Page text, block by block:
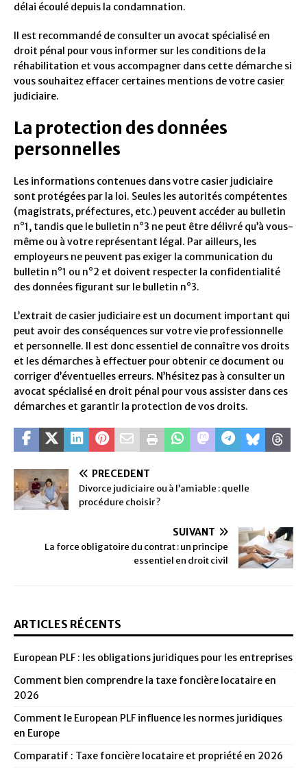
délai écoulé depuis la condamnation.
Il est recommandé de consulter un avocat spécialisé en
droit pénal pour vous informer sur les conditions de la
réhabilitation et vous accompagner dans cette démarche si
vous souhaitez effacer certaines mentions de votre casier
judiciaire.
La protection des données
personnelles
Les informations contenues dans votre casier judiciaire
sont protégées par la loi. Seules les autorités compétentes
(magistrats, préfectures, etc.) peuvent accéder au bulletin
n°1, tandis que le bulletin n°3 ne peut être délivré qu’à vous-
même ou à votre représentant légal. Par ailleurs, les
employeurs ne peuvent pas exiger la communication du
bulletin n°1 ou n°2 et doivent respecter la confidentialité
des données figurant sur le bulletin n°3.
L’extrait de casier judiciaire est un document important qui
peut avoir des conséquences sur votre vie professionnelle
et personnelle. Il est donc essentiel de connaître vos droits
et les démarches à effectuer pour obtenir ce document ou
corriger d’éventuelles erreurs. N’hésitez pas à consulter un
avocat spécialisé en droit pénal pour vous assister dans ces
démarches et garantir la protection de vos droits.
PRÉCÉDENT
Divorce judiciaire ou à l’amiable : quelle
procédure choisir ?
SUIVANT
La force obligatoire du contrat : un principe
essentiel en droit civil
ARTICLES RÉCENTS
European PLF : les obligations juridiques pour les entreprises
Comment bien comprendre la taxe foncière locataire en
2026
Comment le European PLF influence les normes juridiques
en Europe
Comparatif : Taxe foncière locataire et propriété en 2026